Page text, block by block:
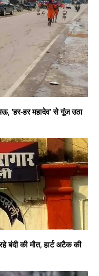
‘हर-हर महादेव’ से गूंज उठा
बंदी की मौत, हार्ट अटैक की